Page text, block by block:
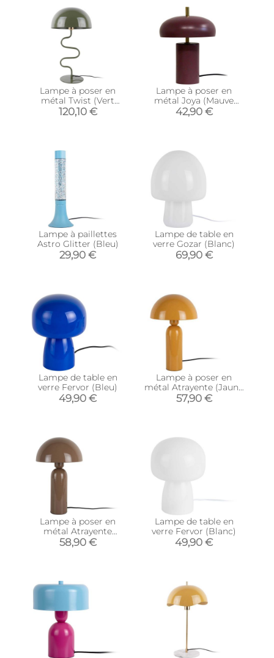
Lampe à poser en
métal Twist (Vert
jungle)
120,10 €
Lampe à poser en
métal Joya (Mauve
foncé)
42,90 €
Lampe à paillettes
Astro Glitter (Bleu)
29,90 €
Lampe de table en
verre Gozar (Blanc)
69,90 €
Lampe de table en
verre Fervor (Bleu)
49,90 €
Lampe à poser en
métal Atrayente (Jaune
ocre)
57,90 €
Lampe à poser en
métal Atrayente
(Mocha)
58,90 €
Lampe de table en
verre Fervor (Blanc)
49,90 €